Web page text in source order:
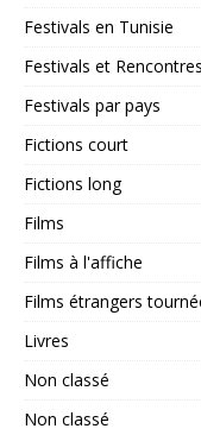
Festivals en Tunisie
Festivals et Rencontres
Festivals par pays
Fictions court
Fictions long
Films
Films à l'affiche
Films étrangers
Livres
Non classé
Non classé